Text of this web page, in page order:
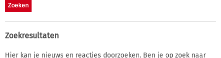
Zoekresultaten
Hier kan je nieuws en reacties doorzoeken. Ben je op zoek naar